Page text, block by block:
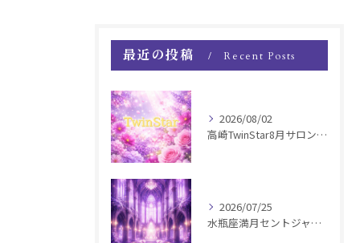
最近の投稿 Recent Posts
2026/08/02
高崎TwinStar8月サロンお知らせ
2026/07/25
水瓶座満月セントジャーメインGSVF遠隔お知らせ